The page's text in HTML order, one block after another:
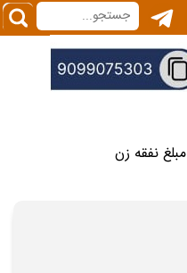
مبلغ نفقه زن